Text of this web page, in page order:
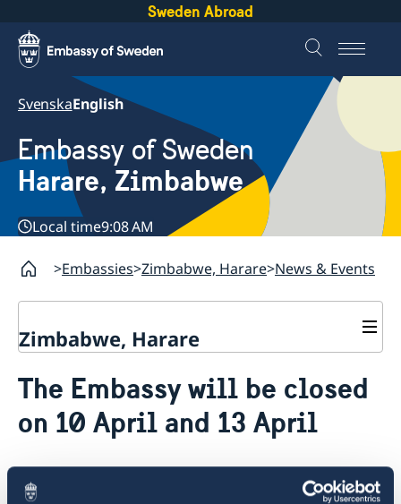
Sweden Abroad
SvenskaEnglish
Embassy of Sweden
Harare, Zimbabwe
Local time9:08 AM
Embassies Zimbabwe, Harare News & Events
Zimbabwe, Harare
About us
The Embassy
Embassy Staff
News & Events
The Embassy will be closed
on 10 April and 13 April